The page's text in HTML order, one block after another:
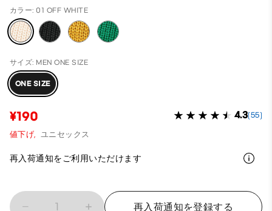
カラー: 01 OFF WHITE
サイズ: MEN ONE SIZE
ONE SIZE
¥190 4.3(55)
値下げ, ユニセックス
再入荷通知をご利用いただけます
1 再入荷通知を登録する